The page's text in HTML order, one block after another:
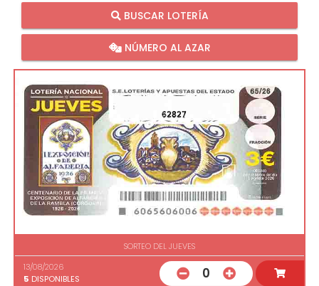
BUSCAR LOTERÍA
NÚMERO AL AZAR
62827
SORTEO DEL JUEVES
13/08/2026
5 DISPONIBLES 0